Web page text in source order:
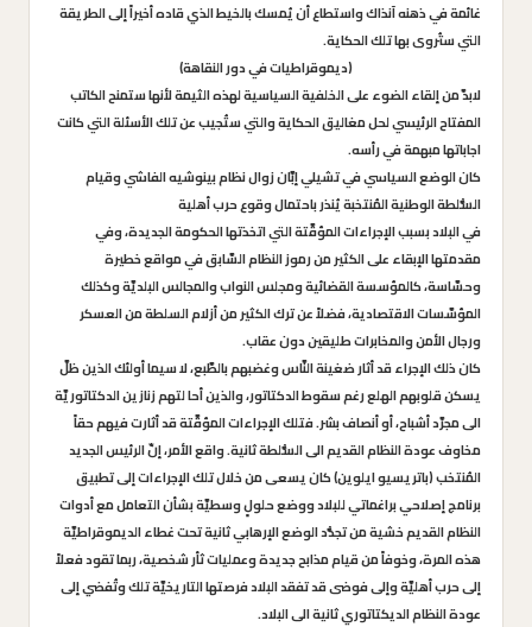
غائمة في ذهنه آنذاك واستطاع أن يُمسك بالخيط الذي قاده أخيراً إلى الطريقة
التي ستُروى بها تلك الحكاية.
(ديموقراطيات في دور النقاهة)
لابدَّ من إلقاء الضوء على الخلفية السياسية لهذه الثيمة لأنها ستمنح الكاتب
المفتاح الرئيسي لحل مغاليق الحكاية والتي ستُجيب عن تلك الأسئلة التي كانت
اجاباتها مبهمة في رأسه.
كان الوضع السياسي في تشيلي إبَّان زوال نظام بينوشيه الفاشي وقيام
السُّلطة الوطنية المُنتخبة يُنذر باحتمال وقوع حرب أهلية
في البلاد بسبب الإجراءات المؤقَّتة التي اتخذتها الحكومة الجديدة، وفي
مقدمتها الإبقاء على الكثير من رموز النظام السَّابق في مواقع خطيرة
وحسَّاسة، كالمؤسسة القضائية ومجلس النواب والمجالس البلديَّة وكذلك
المؤسَّسات الاقتصادية، فضلاً عن ترك الكثير من أزلام السلطة من العسكر
ورجال الأمن والمخابرات طليقين دون عقاب.
كان ذلك الإجراء قد أثار ضغينة النَّاس وغضبهم بالطَّبع، لا سيما أولئك الذين ظلَّ
يسكن قلوبهم الهلع رغم سقوط الدكتاتور، والذين أحا لتهم زنازين الدكتاتوريَّة
الى مجرَّد أشباح، أو أنصاف بشر. فتلك الإجراءات المؤقَّتة قد أثارت فيهم حقاً
مخاوف عودة النظام القديم الى السُّلطة ثانية. واقع الأمر، إنّ الرئيس الجديد
المُنتخب (باتريسيو ايلوين) كان يسعى من خلال تلك الإجراءات إلى تطبيق
برنامج إصلاحي براغماتي للبلاد ووضع حلولٍ وسطيَّة بشأن التعامل مع أدوات
النظام القديم خشية من تجدُّد الوضع الإرهابي ثانية تحت غطاء الديموقراطيَّة
هذه المرة، وخوفاً من قيام مذابح جديدة وعمليات ثأر شخصية، ربما تقود فعلاً
إلى حرب أهليَّة وإلى فوضى قد تفقد البلاد فرصتها التاريخيَّة تلك وتُفضي إلى
عودة النظام الديكتاتوري ثانية الى البلاد.